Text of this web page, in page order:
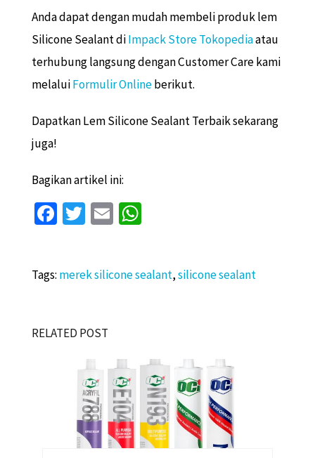
Anda dapat dengan mudah membeli produk lem
Silicone Sealant diImpack Store Tokopediaatau
terhubung langsung dengan Customer Care kami
melaluiFormulir Onlineberikut.
Dapatkan Lem Silicone Sealant Terbaik sekarang
juga!
Bagikan artikel ini:
Fa
o
k
T
er
E
l
W
sA
Tags: merek silicone sealant,silicone sealant
RELATED POST